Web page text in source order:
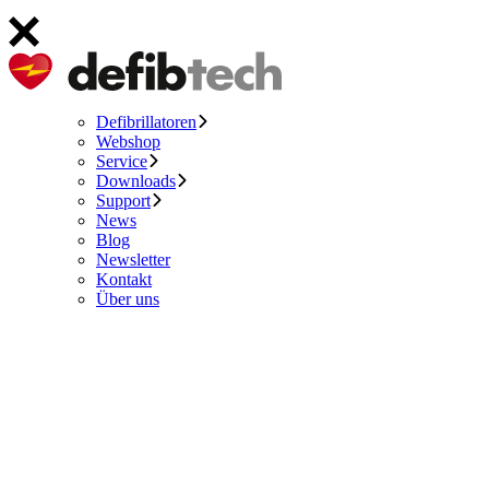
Defibrillatoren
Webshop
Service
Downloads
Support
News
Blog
Newsletter
Kontakt
Über uns